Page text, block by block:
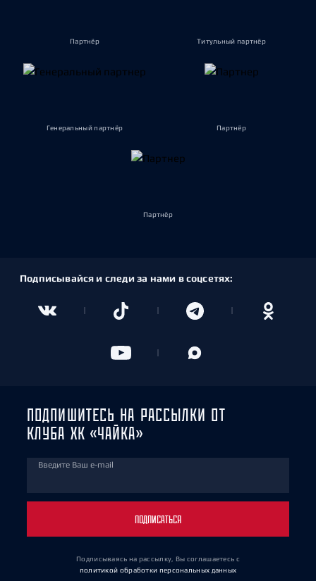
Партнёр Титульный партнёр
Генеральный партнёр Партнёр
Партнёр
Подписывайся и следи за нами в соцсетях:
ПОДПИШИТЕСЬ НА РАССЫЛКИ ОТ
КЛУБА ХК «ЧАЙКА»
Введите Ваш e-mail
ПОДПИСАТЬСЯ
Подписываясь на рассылку, Вы соглашаетесь с
политикой обработки персональных данных